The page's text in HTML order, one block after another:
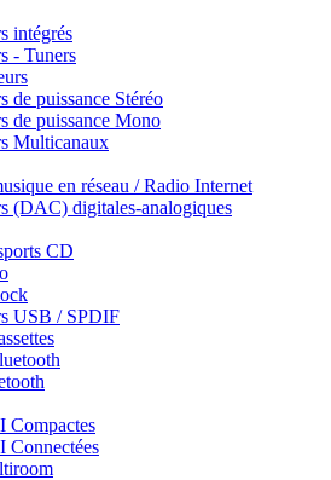
intégrés
- Tuners
de puissance Stéréo
de puissance Mono
Multicanaux
en réseau / Radio Internet
(DAC) digitales-analogiques
CD
USB / SPDIF
Compactes
Connectées